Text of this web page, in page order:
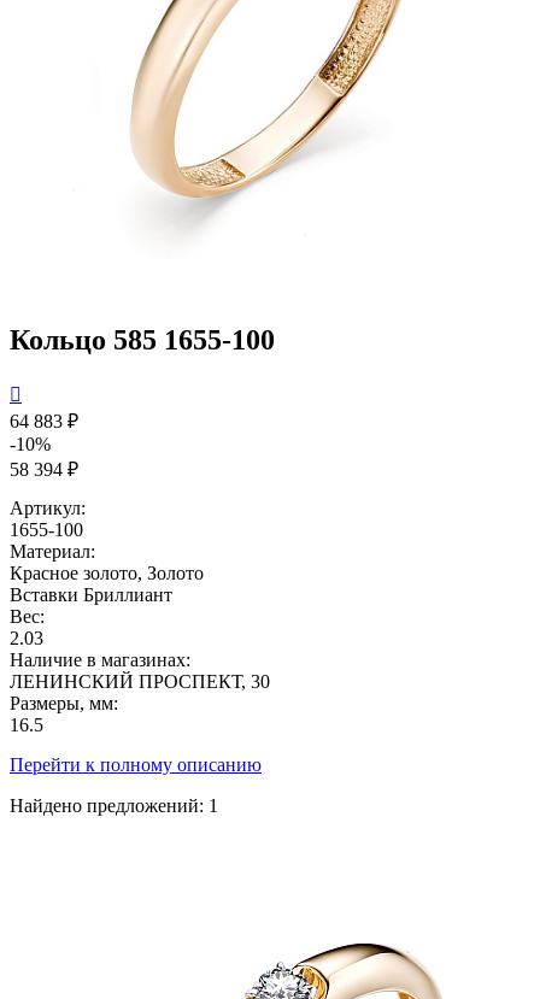
Кольцо 585 1655-100

64 883 ₽
-10%
58 394 ₽
Артикул:
1655-100
Материал:
Красное золото, Золото
Вставки Бриллиант
Вес:
2.03
Наличие в магазинах:
ЛЕНИНСКИЙ ПРОСПЕКТ, 30
Размеры, мм:
16.5
Перейти к полному описанию
Найдено предложений: 1